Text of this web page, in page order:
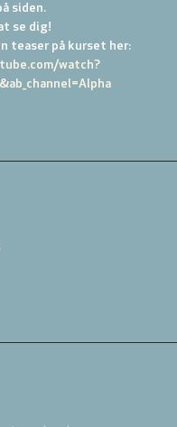
siden.
se dig!
teaser på kurset her:
watch?